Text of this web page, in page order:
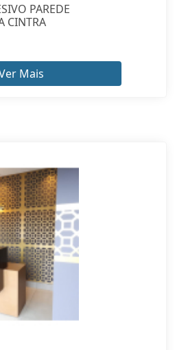
PAREDE
CINTRA
Mais